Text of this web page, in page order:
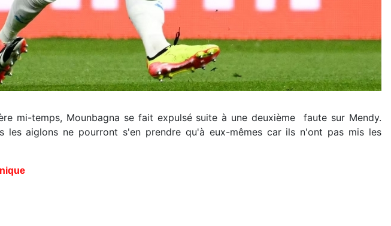
mi-temps, Mounbagna se fait expulsé suite à une deuxième faute sur Mendy.
les aiglons ne pourront s'en prendre qu'à eux-mêmes car ils n'ont pas mis les